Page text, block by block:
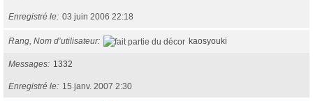
Enregistré le 03 juin 2006 22:18
Rang, Nom d’utilisateur kaosyouki
Messages 1332
Enregistré le 15 janv. 2007 2:30